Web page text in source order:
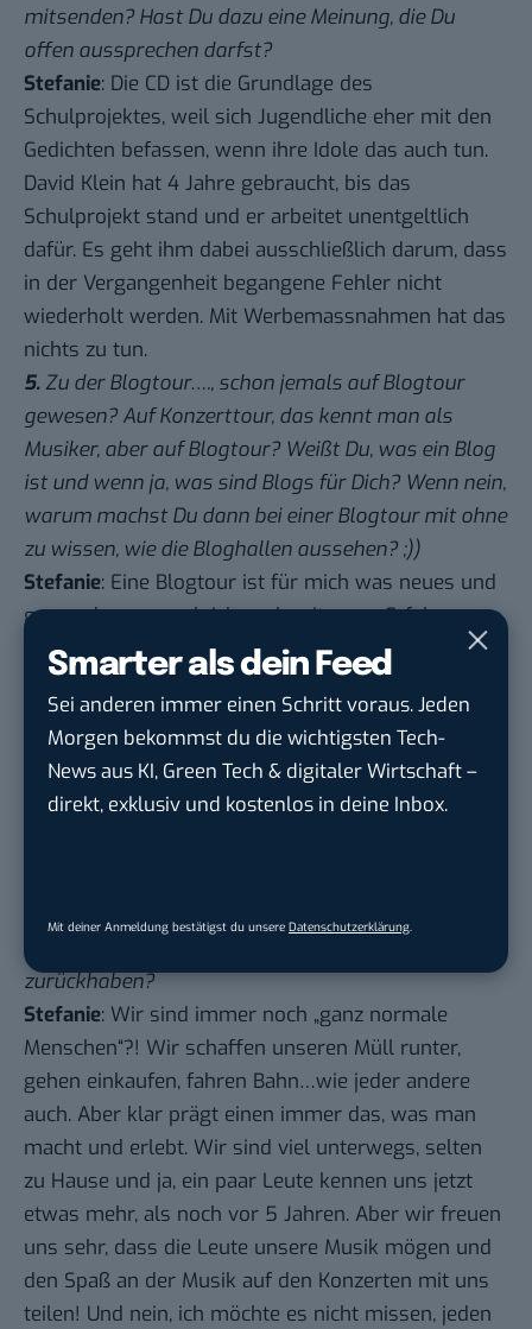
Smarter als dein Feed
Sei anderen immer einen Schritt voraus. Jeden
Morgen bekommst du die wichtigsten Tech-
News aus KI, Green Tech & digitaler Wirtschaft –
direkt, exklusiv und kostenlos in deine Inbox.
Mit deiner Anmeldung bestätigst du unsere Datenschutzerklärung.
mitsenden? Hast Du dazu eine Meinung, die Du
offen aussprechen darfst?
Stefanie: Die CD ist die Grundlage des
Schulprojektes, weil sich Jugendliche eher mit den
Gedichten befassen, wenn ihre Idole das auch tun.
David Klein hat 4 Jahre gebraucht, bis das
Schulprojekt stand und er arbeitet unentgeltlich
dafür. Es geht ihm dabei ausschließlich darum, dass
in der Vergangenheit begangene Fehler nicht
wiederholt werden. Mit Werbemassnahmen hat das
nichts zu tun.
5. Zu der Blogtour…., schon jemals auf Blogtour
gewesen? Auf Konzerttour, das kennt man als
Musiker, aber auf Blogtour? Weißt Du, was ein Blog
ist und wenn ja, was sind Blogs für Dich? Wenn nein,
warum machst Du dann bei einer Blogtour mit ohne
zu wissen, wie die Bloghallen aussehen? ;))
Stefanie: Eine Blogtour ist für mich was neues und
genau darum mach ich auch mit, neue Erfahrungen
zu sammeln ist für mich die Grundlage für
persönliche und kreative Weiterentwicklung.
Etwas ganz Persönliches zum Abschluss: hat Dich
das ganze Drumherum um Deine Person verändert?
Immerhin warst Du vorher ein völlig normaler,
unbekannter Mensch wie jeder andere auch, heute
stelle mir das eher unangenehm vor. Jeder will
zurückhaben?
Stefanie: Wir sind immer noch „ganz normale
Menschen“?! Wir schaffen unseren Müll runter,
gehen einkaufen, fahren Bahn…wie jeder andere
auch. Aber klar prägt einen immer das, was man
macht und erlebt. Wir sind viel unterwegs, selten
zu Hause und ja, ein paar Leute kennen uns jetzt
etwas mehr, als noch vor 5 Jahren. Aber wir freuen
uns sehr, dass die Leute unsere Musik mögen und
den Spaß an der Musik auf den Konzerten mit uns
teilen! Und nein, ich möchte es nicht missen, jeden